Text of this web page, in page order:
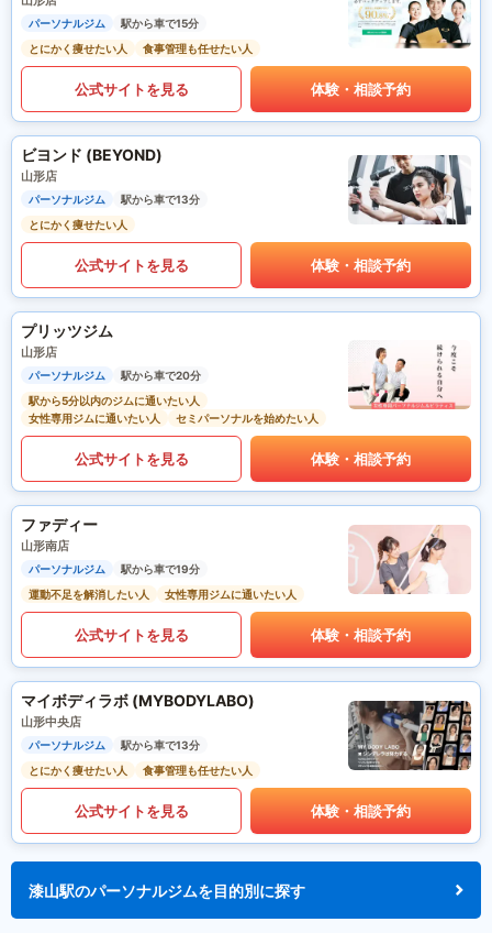
パーソナルジム
駅から車で15分
とにかく痩せたい人
食事管理も任せたい人
公式サイトを見る 体験・相談予約
ビヨンド (BEYOND)
山形店
パーソナルジム
駅から車で13分
とにかく痩せたい人
公式サイトを見る 体験・相談予約
プリッツジム
山形店
パーソナルジム
駅から車で20分
駅から5分以内のジムに通いたい人
女性専用ジムに通いたい人
セミパーソナルを始めたい人
公式サイトを見る 体験・相談予約
ファディー
山形南店
パーソナルジム
駅から車で19分
運動不足を解消したい人
女性専用ジムに通いたい人
公式サイトを見る 体験・相談予約
マイボディラボ (MYBODYLABO)
山形中央店
パーソナルジム
駅から車で13分
とにかく痩せたい人
食事管理も任せたい人
公式サイトを見る 体験・相談予約
漆山駅のパーソナルジムを目的別に探す